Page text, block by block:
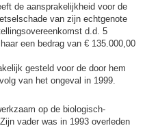
de aansprakelijkheid voor de
van zijn echtgenote
d.d. 5
een bedrag van € 135.000,00
gesteld voor de door hem
van het ongeval in 1999.
op de biologisch-
vader was in 1993 overleden